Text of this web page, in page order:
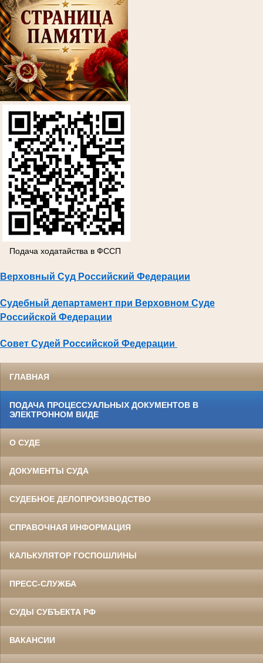
Подача ходатайства в ФССП
Верховный Суд Российский Федерации
Судебный департамент при Верховном Суде
Российской Федерации
Совет Судей Российской Федерации
ГЛАВНАЯ
ПОДАЧА ПРОЦЕССУАЛЬНЫХ ДОКУМЕНТОВ В
ЭЛЕКТРОННОМ ВИДЕ
О СУДЕ
ДОКУМЕНТЫ СУДА
СУДЕБНОЕ ДЕЛОПРОИЗВОДСТВО
СПРАВОЧНАЯ ИНФОРМАЦИЯ
КАЛЬКУЛЯТОР ГОСПОШЛИНЫ
ПРЕСС-СЛУЖБА
СУДЫ СУБЪЕКТА РФ
ВАКАНСИИ